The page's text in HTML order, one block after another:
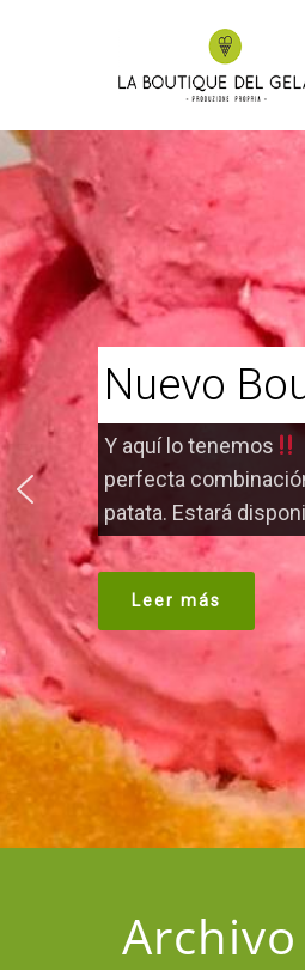
Nuevo
Y aquí lo tenemos
perfecta
patata. Estará
Leer más